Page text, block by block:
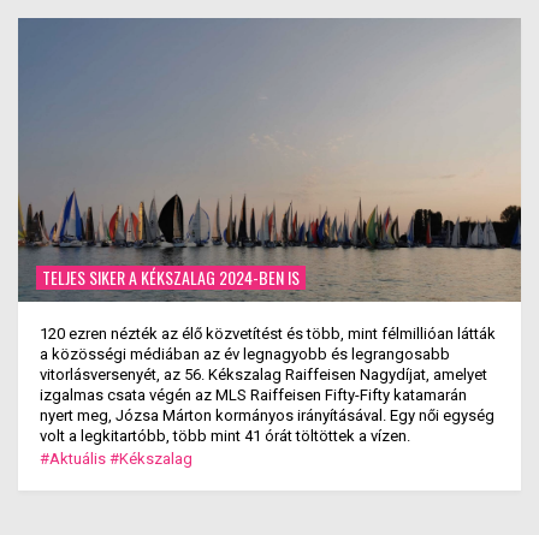
TELJES SIKER A KÉKSZALAG 2024-BEN IS
120 ezren nézték az élő közvetítést és több, mint félmillióan látták
a közösségi médiában az év legnagyobb és legrangosabb
vitorlásversenyét, az 56. Kékszalag Raiffeisen Nagydíjat, amelyet
izgalmas csata végén az MLS Raiffeisen Fifty-Fifty katamarán
nyert meg, Józsa Márton kormányos irányításával. Egy női egység
volt a legkitartóbb, több mint 41 órát töltöttek a vízen.
#Aktuális #Kékszalag